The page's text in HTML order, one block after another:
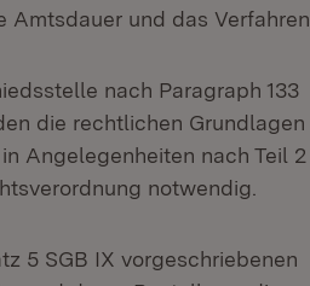
und das Verfahren.
nach Paragraph 133
die rechtlichen Grundlagen
Angelegenheiten nach Teil 2
notwendig.
5 SGB IX vorgeschriebenen